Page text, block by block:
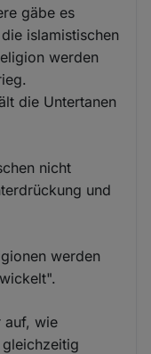
gäbe es
islamistischen
werden
die Untertanen
nicht
und
werden
auf, wie